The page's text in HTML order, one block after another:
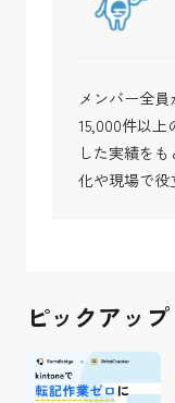
メンバー全
15,000件以
した実績を
化や現場で役
ピックアップ